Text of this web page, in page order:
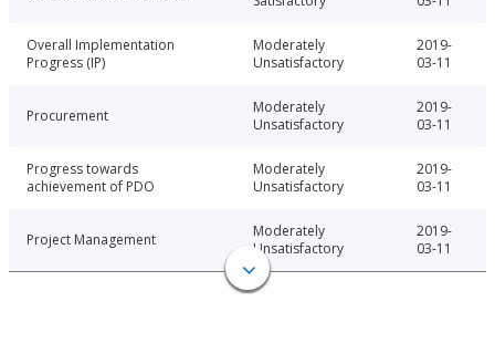
Overall Implementation
Progress (IP)
Moderately
Unsatisfactory
2019-
03-11
Procurement
Moderately
Unsatisfactory
2019-
03-11
Progress towards
achievement of PDO
Moderately
Unsatisfactory
2019-
03-11
Project Management
Moderately
Unsatisfactory
2019-
03-11